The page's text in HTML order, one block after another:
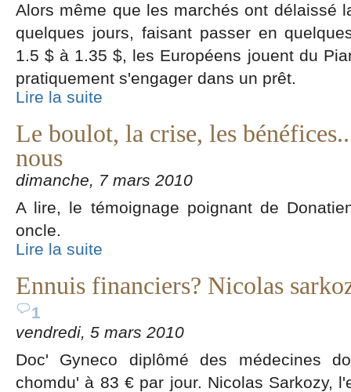
Alors même que les marchés ont délaissé
quelques jours, faisant passer en
1.5 $ à 1.35 $, les Européens jouent du
pratiquement s'engager dans un prêt.
Lire la suite
Le boulot, la crise, les
nous
dimanche, 7 mars 2010
A lire, le témoignage poignant de
oncle.
Lire la suite
Ennuis financiers? Nicolas
1
vendredi, 5 mars 2010
Doc' Gyneco diplômé des médecines
chomdu' à 83 € par jour. Nicolas Sarkozy,